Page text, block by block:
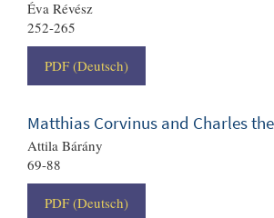
Éva Révész
252-265
PDF (Deutsch)
Matthias Corvinus and Charles
Attila Bárány
69-88
PDF (Deutsch)